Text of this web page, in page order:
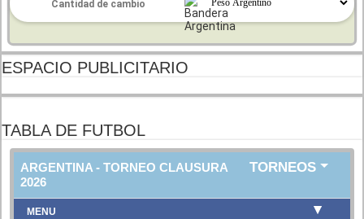
ESPACIO PUBLICITARIO
TABLA DE FUTBOL